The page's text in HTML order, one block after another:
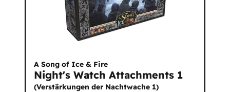
A Song of Ice & Fire
Night's Watch Attachments 1
(Verstärkungen der Nachtwache 1)